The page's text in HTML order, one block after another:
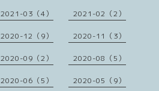
2021-03（4） 2021-02（2）
2020-12（9） 2020-11（3）
2020-09（2） 2020-08（5）
2020-06（5） 2020-05（9）